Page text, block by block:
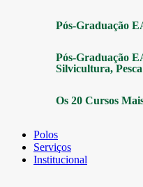
Pós-Graduação
Pós-Graduação
Silvicultura,
Os 20 Cursos
Polos
Serviços
Institucional